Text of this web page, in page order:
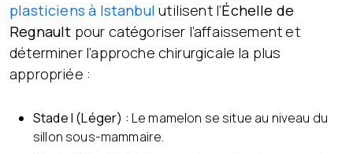
plasticiens à Istanbul utilisent l’Échelle de
Regnault pour catégoriser l’affaissement et
déterminer l’approche chirurgicale la plus
appropriée :
Stade I (Léger) : Le mamelon se situe au niveau du
sillon sous-mammaire.